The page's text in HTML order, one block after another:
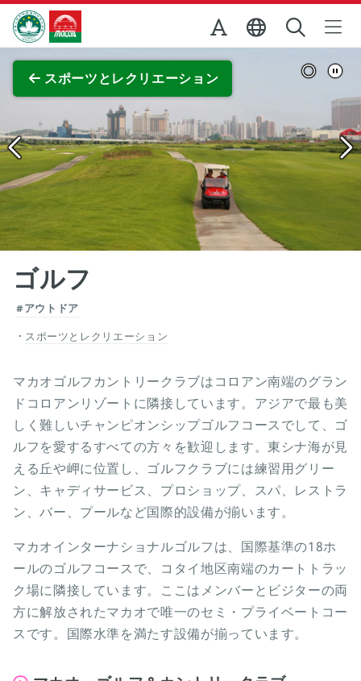
Skip to Main Content
マカオ政府観光局
スポーツとレクリエーション
全画面表示
ゴルフ
#アウトドア
スポーツとレクリエーション
マカオゴルフカントリークラブはコロアン南端のグラン
ドコロアンリゾートに隣接しています。アジアで最も美
しく難しいチャンピオンシップゴルフコースでして、ゴ
ルフを愛するすべての方々を歓迎します。東シナ海が見
える丘や岬に位置し、ゴルフクラブには練習用グリー
ン、キャディサービス、プロショップ、スパ、レストラ
ン、バー、プールなど国際的設備が揃います。
マカオインターナショナルゴルフは、国際基準の18ホ
ールのゴルフコースで、コタイ地区南端のカートトラッ
ク場に隣接しています。ここはメンバーとビジターの両
方に解放されたマカオで唯一のセミ・プライベートコー
スです。国際水準を満たす設備が揃っています。